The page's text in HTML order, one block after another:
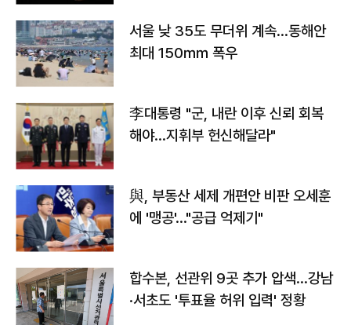
서울 낮 35도 무더위 계속…동해안
최대 150㎜ 폭우
李대통령 "군, 내란 이후 신뢰 회복
해야…지휘부 헌신해달라"
與, 부동산 세제 개편안 비판 오세훈
에 '맹공'…"공급 억제기"
합수본, 선관위 9곳 추가 압색…강남
·서초도 '투표율 허위 입력' 정황